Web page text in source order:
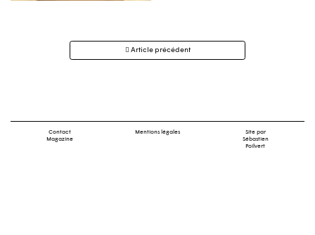
Navigation
Article précédent
Contact
Magazine
Mentions légales
Site par
Sébastien
Poilvert